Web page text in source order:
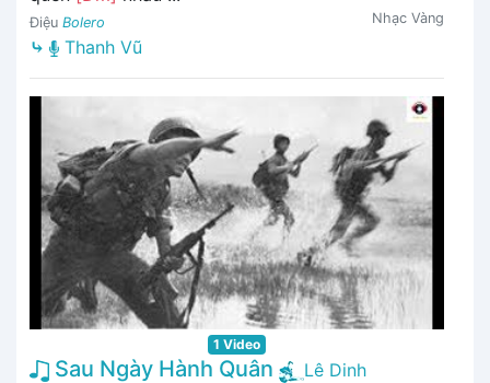
Điệu Bolero Nhạc Vàng
⤷ Thanh Vũ
1 Video
Sau Ngày Hành Quân
Lê Dinh